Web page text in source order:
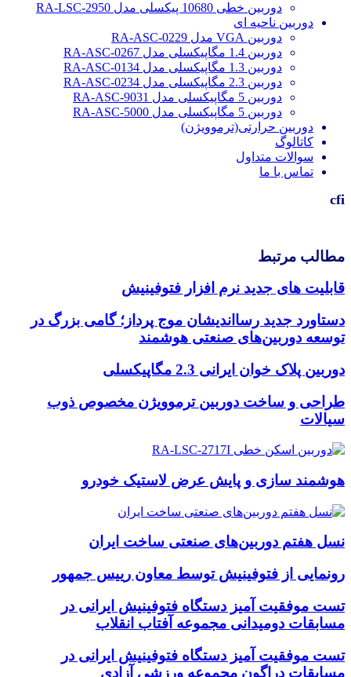
دوربین خطی 10680 پیکسلی مدل RA-LSC-2950
دوربین ناحیه ای
دوربین VGA مدل RA-ASC-0229
دوربین 1.4 مگاپیکسلی مدل RA-ASC-0267
دوربین 1.3 مگاپیکسلی مدل RA-ASC-0134
دوربین 2.3 مگاپیکسلی مدل RA-ASC-0234
دوربین 5 مگاپیکسلی مدل RA-ASC-9031
دوربین 5 مگاپیکسلی مدل RA-ASC-5000
دوربین حرارتی(ترموویژن)
کاتالوگ
سوالات متداول
تماس با ما
cfi
مطالب مرتبط
قابلیت های جدید نرم افزار فتوفینیش
دستاورد جدید رسااندیشان موج پرداز؛ گامی بزرگ در
توسعه دوربین‌های صنعتی هوشمند
دوربین پلاک خوان ایرانی 2.3 مگاپیکسلی
طراحی و ساخت دوربین ترموویژن مخصوص ذوب
سیالات
هوشمند سازی و پایش عرض لاستیک خودرو
نسل هفتم دوربین‌های صنعتی ساخت ایران
رونمایی از فتوفینیش توسط معاون رییس جمهور
تست موفقیت آمیز دستگاه فتوفینیش ایرانی در
مسابقات دومیدانی مجموعه آفتاب انقلاب
تست موفقیت آمیز دستگاه فتوفینیش ایرانی در
مسابقات دراگون مجموعه ورزشی آزادی